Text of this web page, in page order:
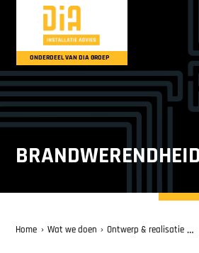
ONDERDEEL VAN DIA GROEP
Home Wat we doen Ontwerp & realisatie